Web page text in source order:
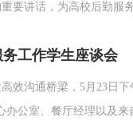
要讲话，为高校后勤服
工作学生座谈会
效沟通桥梁，5月23日
公室、餐厅经理以及